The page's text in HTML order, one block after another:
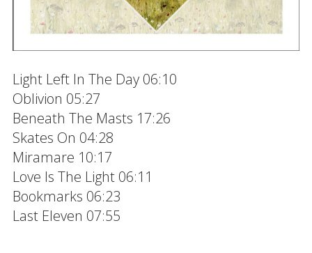
Light Left In The Day 06:10
Oblivion 05:27
Beneath The Masts 17:26
Skates On 04:28
Miramare 10:17
Love Is The Light 06:11
Bookmarks 06:23
Last Eleven 07:55